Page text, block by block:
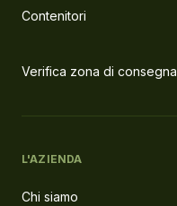
Contenitori
Verifica zona di consegna
L'AZIENDA
Chi siamo